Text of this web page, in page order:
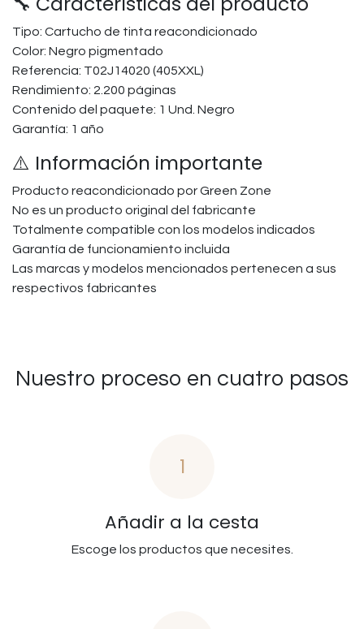
Tipo: Cartucho de tinta reacondicionado
Color: Negro pigmentado
Referencia: T02J14020 (405XXL)
Rendimiento: 2.200 páginas
Contenido del paquete: 1 Und. Negro
Garantía: 1 año
⚠️ Información importante
Producto reacondicionado por Green Zone
No es un producto original del fabricante
Totalmente compatible con los modelos indicados
Garantía de funcionamiento incluida
Las marcas y modelos mencionados pertenecen a sus
respectivos fabricantes
Nuestro proceso en cuatro pasos
1
Añadir a la cesta
Escoge los productos que necesites.